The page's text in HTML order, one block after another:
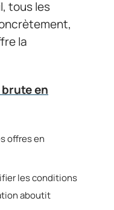
tous les
la
en
offres en
les conditions
aboutit